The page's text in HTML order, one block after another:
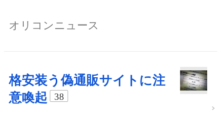
オリコンニュース
格安装う偽通販サイトに注
意喚起
38